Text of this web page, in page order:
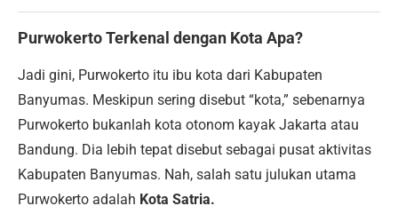
Purwokerto Terkenal dengan Kota Apa?
Jadi gini, Purwokerto itu ibu kota dari Kabupaten
Banyumas. Meskipun sering disebut “kota,” sebenarnya
Purwokerto bukanlah kota otonom kayak Jakarta atau
Bandung. Dia lebih tepat disebut sebagai pusat aktivitas
Kabupaten Banyumas. Nah, salah satu julukan utama
Purwokerto adalah Kota Satria.